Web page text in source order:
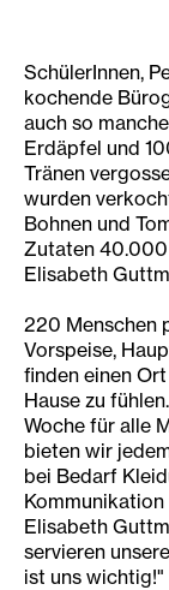
SchülerInnen,
kochende
auch so
Erdäpfel und
Tränen
wurden
Bohnen und
Zutaten
Elisabeth
220 Menschen
Vorspeise,
finden einen
Hause zu
Woche für alle
bieten wir
bei Bedarf
Elisabeth
servieren
ist uns wichtig!"